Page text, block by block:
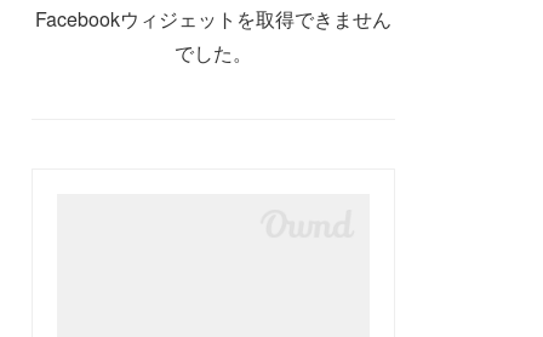
Facebookウィジェットを取得できません
でした。